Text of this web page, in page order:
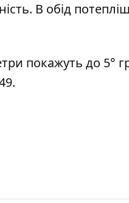
В обід
покажуть до 5°